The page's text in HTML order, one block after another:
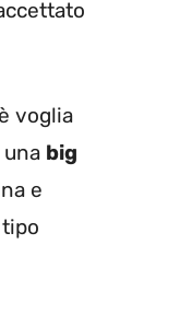
voglia
big
e